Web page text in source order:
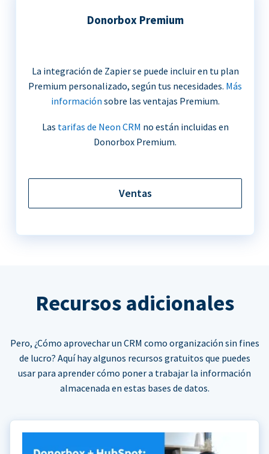
Donorbox Premium
La integración de Zapier se puede incluir en tu plan
Premium personalizado, según tus necesidades. Más
información sobre las ventajas Premium.
Las tarifas de Neon CRM no están incluidas en
Donorbox Premium.
Ventas
Recursos adicionales
Pero, ¿Cómo aprovechar un CRM como organización sin fines
de lucro? Aquí hay algunos recursos gratuitos que puedes
usar para aprender cómo poner a trabajar la información
almacenada en estas bases de datos.